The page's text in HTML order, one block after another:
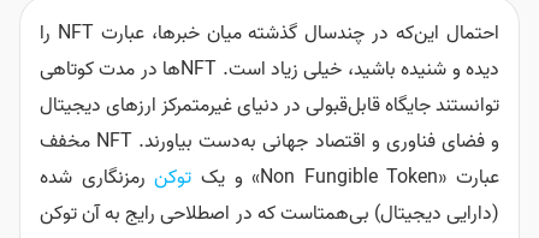
احتمال این‌که در چندسال گذشته میان خبرها، عبارت NFT را
دیده و شنیده باشید، خیلی زیاد است. NFT‌ها در مدت کوتاهی
توانستند جایگاه قابل‌قبولی در دنیای غیرمتمرکز ارزهای دیجیتال
و فضای فناوری و اقتصاد جهانی به‌دست بیاورند. NFT مخفف
عبارت «Non Fungible Token» و یک
توکنرمزنگاری شده
(دارایی دیجیتال) بی‌همتاست که در اصطلاحی رایج به آن توکن